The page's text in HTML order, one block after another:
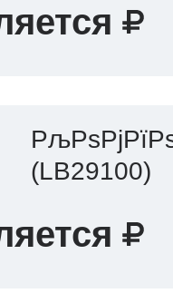
(LB29100)